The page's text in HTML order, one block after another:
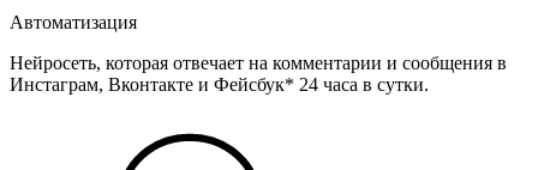
Автоматизация
Нейросеть, которая отвечает на комментарии и сообщения в
Инстаграм, Вконтакте и Фейсбук* 24 часа в сутки.